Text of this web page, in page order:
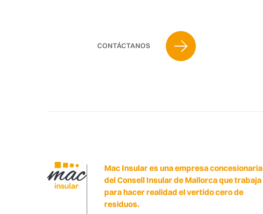
CONTÁCTANOS
Mac Insular es una empresa concesionaria
del Consell Insular de Mallorca que trabaja
para hacer realidad el vertido cero de
residuos.